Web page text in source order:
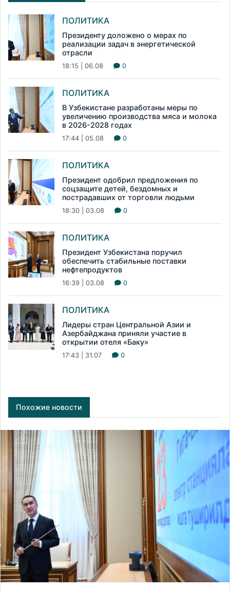
ПОЛИТИКА
Президенту доложено о мерах по
реализации задач в энергетической
отрасли
18:15 | 06.08 0
ПОЛИТИКА
В Узбекистане разработаны меры по
увеличению производства мяса и молока
в 2026-2028 годах
17:44 | 05.08 0
ПОЛИТИКА
Президент одобрил предложения по
соцзащите детей, бездомных и
пострадавших от торговли людьми
18:30 | 03.08 0
ПОЛИТИКА
Президент Узбекистана поручил
обеспечить стабильные поставки
нефтепродуктов
16:39 | 03.08 0
ПОЛИТИКА
Лидеры стран Центральной Азии и
Азербайджана приняли участие в
открытии отеля «Баку»
17:43 | 31.07 0
Похожие новости